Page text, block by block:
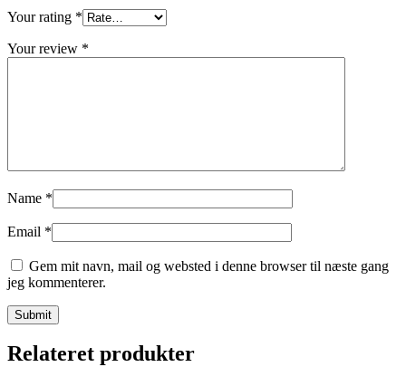
Your rating *
Your review *
Name *
Email *
Gem mit navn, mail og websted i denne browser til næste gang
jeg kommenterer.
Relateret produkter